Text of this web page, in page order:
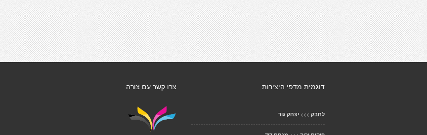
צרו קשר עם צורה דוגמית מדפי היצירות
לחבק >>> יצחק גור